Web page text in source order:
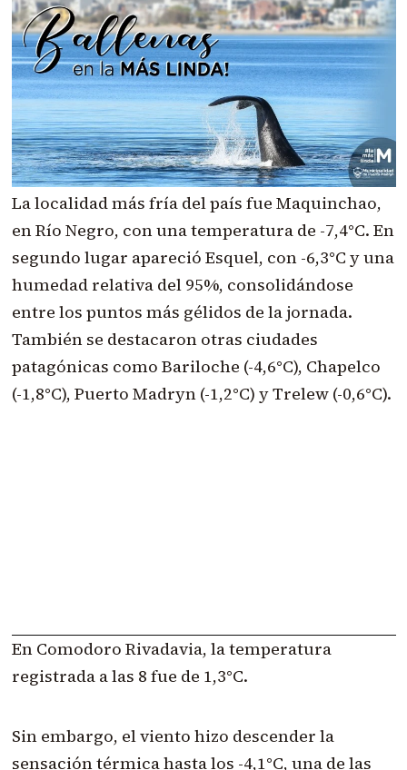
La localidad más fría del país fue Maquinchao,
en Río Negro, con una temperatura de -7,4°C. En
segundo lugar apareció Esquel, con -6,3°C y una
humedad relativa del 95%, consolidándose
entre los puntos más gélidos de la jornada.
También se destacaron otras ciudades
patagónicas como Bariloche (-4,6°C), Chapelco
(-1,8°C), Puerto Madryn (-1,2°C) y Trelew (-0,6°C).
En Comodoro Rivadavia, la temperatura
registrada a las 8 fue de 1,3°C.
Sin embargo, el viento hizo descender la
sensación térmica hasta los -4,1°C, una de las